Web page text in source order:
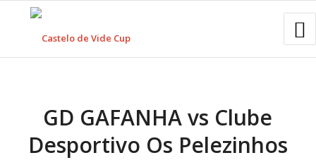
GD GAFANHA vs Clube
Desportivo Os Pelezinhos